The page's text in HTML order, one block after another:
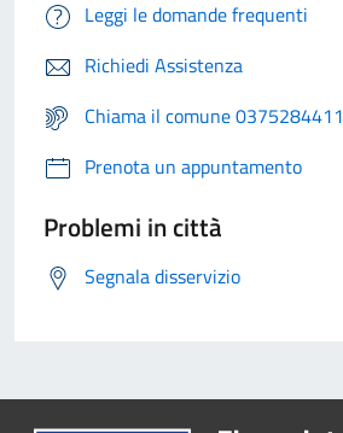
Leggi le domande frequenti
Richiedi Assistenza
Chiama il comune 0375284411
Prenota un appuntamento
Problemi in città
Segnala disservizio